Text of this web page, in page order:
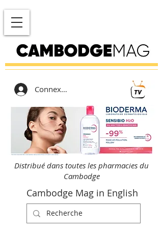
Connexion
Distribué dans toutes les pharmacies du
Cambodge
Cambodge Mag in English